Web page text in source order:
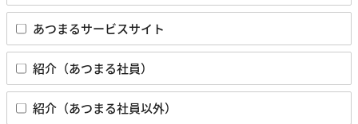
あつまるサービスサイト
紹介（あつまる社員）
紹介（あつまる社員以外）